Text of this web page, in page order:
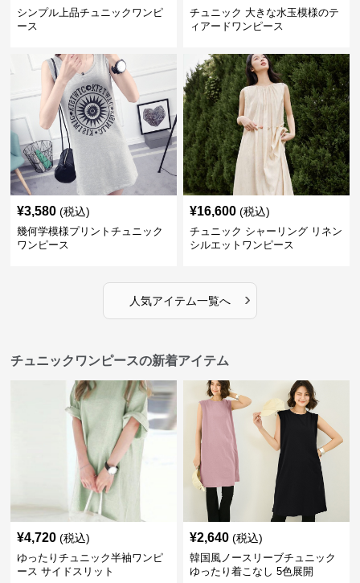
シンプル上品チュニックワンピ
ース
チュニック 大きな水玉模様のテ
ィアードワンピース
¥3,580 (税込)
幾何学模様プリントチュニック
ワンピース
¥16,600 (税込)
チュニック シャーリング リネン
シルエットワンピース
人気アイテム一覧へ ›
チュニックワンピースの新着アイテム
¥4,720 (税込)
ゆったりチュニック半袖ワンピ
ース サイドスリット
¥2,640 (税込)
韓国風ノースリーブチュニック
ゆったり着こなし 5色展開